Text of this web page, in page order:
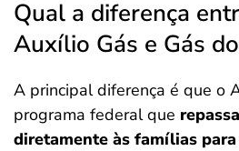
Qual a diferença
Auxílio Gás e Gás
A principal diferença é que o
programa federal que
diretamente às famílias